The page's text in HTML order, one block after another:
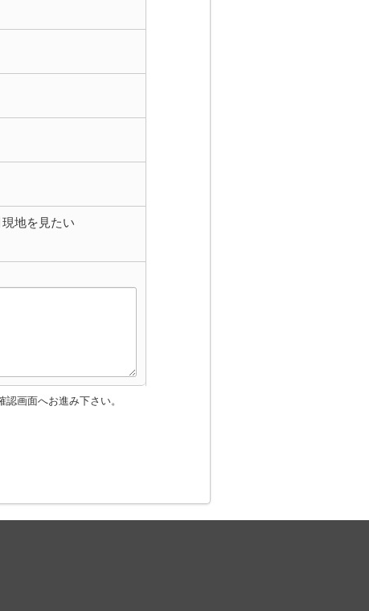
現地を見たい
画面へお進み下さい。